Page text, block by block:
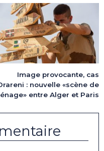
Image provocante, cas
: nouvelle «scène de
entre Alger et Paris